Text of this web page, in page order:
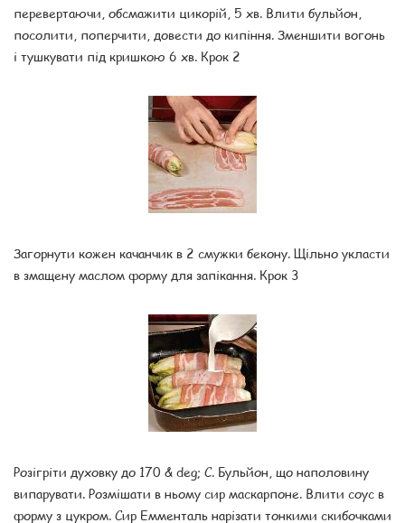
перевертаючи, обсмажити цикорій, 5 хв. Влити бульйон,
посолити, поперчити, довести до кипіння. Зменшити вогонь
і тушкувати під кришкою 6 хв. Крок 2
Загорнути кожен качанчик в 2 смужки бекону. Щільно укласти
в змащену маслом форму для запікання. Крок 3
Розігріти духовку до 170 & deg; C. Бульйон, що наполовину
випарувати. Розмішати в ньому сир маскарпоне. Влити соус в
форму з цукром. Сир Емменталь нарізати тонкими скибочками